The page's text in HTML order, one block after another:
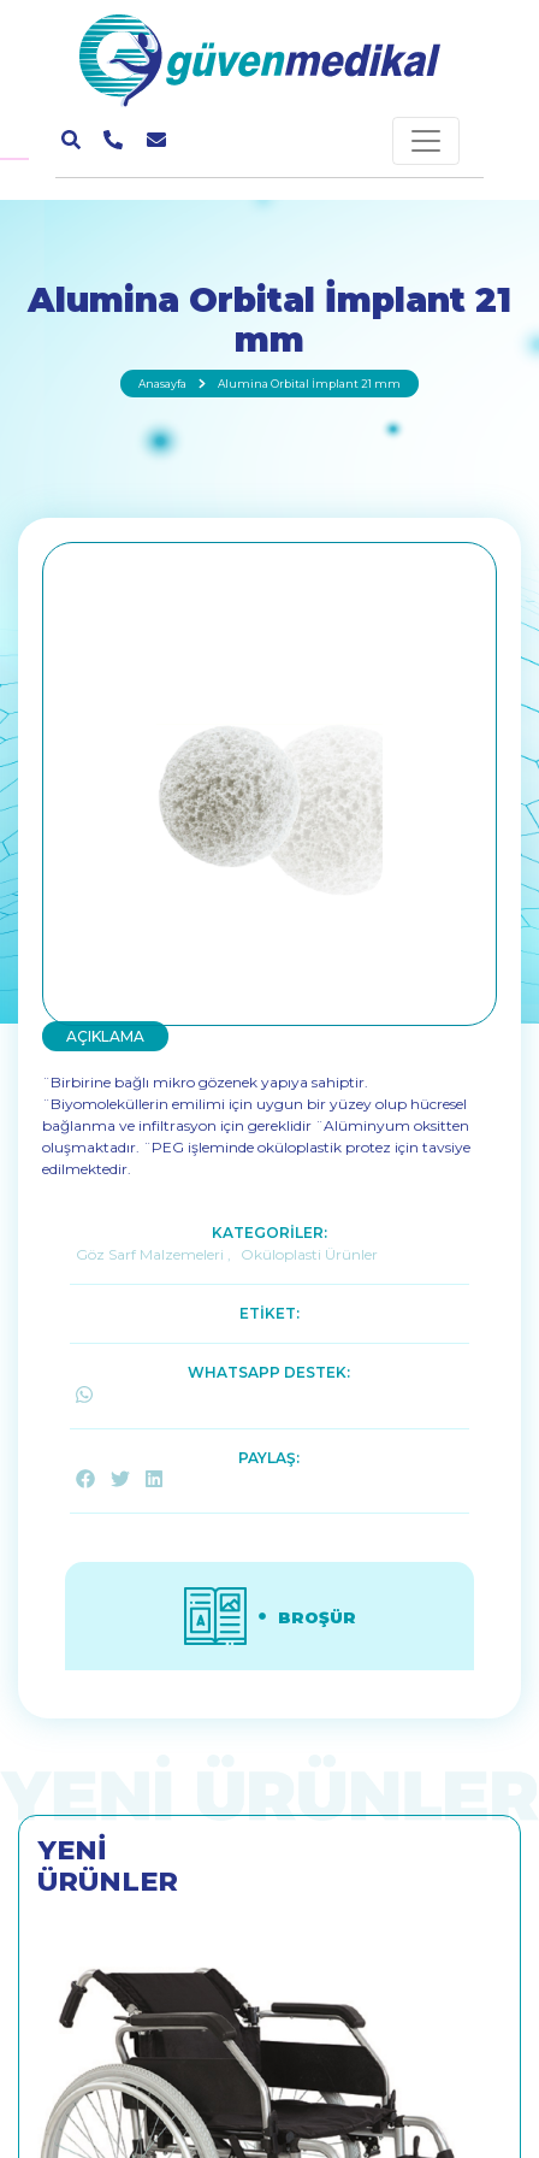
Alumina Orbital İmplant 21
mm
Anasayfa Alumina Orbital İmplant 21 mm
AÇIKLAMA
¨Birbirine bağlı mikro gözenek yapıya sahiptir.
¨Biyomoleküllerin emilimi için uygun bir yüzey olup hücresel
bağlanma ve infiltrasyon için gereklidir ¨Alüminyum oksitten
oluşmaktadır. ¨PEG işleminde oküloplastik protez için tavsiye
edilmektedir.
KATEGORİLER:
Göz Sarf Malzemeleri
Oküloplasti Ürünler
ETİKET:
WHATSAPP DESTEK:
PAYLAŞ:
BROŞÜR
YENİ
ÜRÜNLER